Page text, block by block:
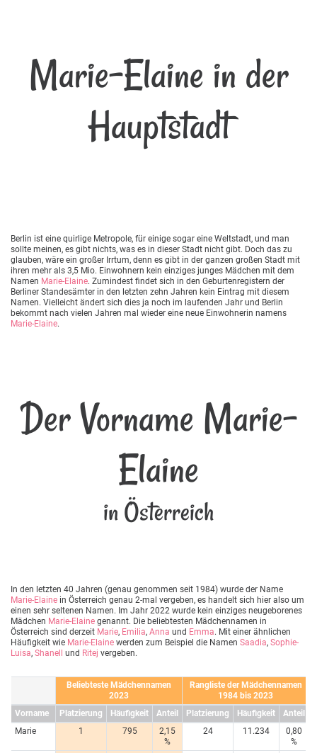
Marie-Elaine in der
Hauptstadt
Berlin ist eine quirlige Metropole, für einige sogar eine Weltstadt, und man
sollte meinen, es gibt nichts, was es in dieser Stadt nicht gibt. Doch das zu
glauben, wäre ein großer Irrtum, denn es gibt in der ganzen großen Stadt mit
ihren mehr als 3,5 Mio. Einwohnern kein einziges junges Mädchen mit dem
Namen Marie-Elaine. Zumindest findet sich in den Geburtenregistern der
Berliner Standesämter in den letzten zehn Jahren kein Eintrag mit diesem
Namen. Vielleicht ändert sich dies ja noch im laufenden Jahr und Berlin
bekommt nach vielen Jahren mal wieder eine neue Einwohnerin namens
Marie-Elaine.
Der Vorname Marie-
Elaine
in Österreich
In den letzten 40 Jahren (genau genommen seit 1984) wurde der Name
Marie-Elaine in Österreich genau 2-mal vergeben, es handelt sich hier also um
einen sehr seltenen Namen. Im Jahr 2022 wurde kein einziges neugeborenes
Mädchen Marie-Elaine genannt. Die beliebtesten Mädchennamen in
Österreich sind derzeit Marie, Emilia, Anna und Emma. Mit einer ähnlichen
Häufigkeit wie Marie-Elaine werden zum Beispiel die Namen Saadia, Sophie-
Luisa, Shanell und Ritej vergeben.
Beliebteste Mädchennamen
2023
Rangliste der Mädchennamen
1984 bis 2023
Vorname
Platzierung Häufigkeit Anteil Platzierung Häufigkeit
Anteil
Marie
1 795
2,15
%
24 11.234
0,80
%